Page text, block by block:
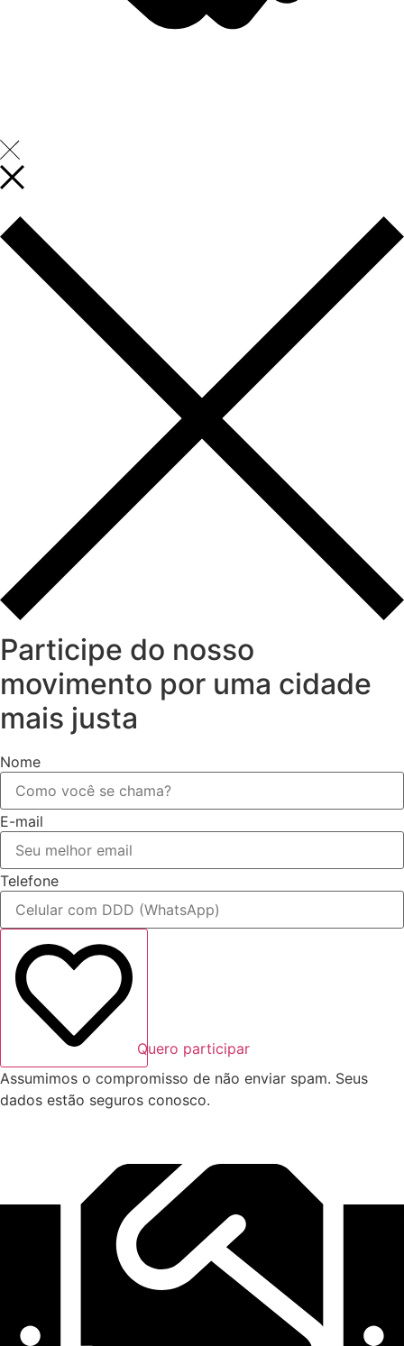
Participe do nosso
movimento por uma cidade
mais justa
Nome
E-mail
Telefone
Quero participar
Assumimos o compromisso de não enviar spam. Seus
dados estão seguros conosco.